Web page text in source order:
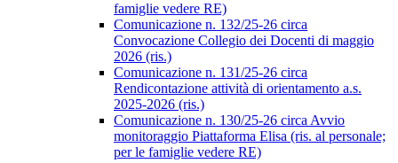
famiglie vedere RE)
Comunicazione n. 132/25-26 circa
Convocazione Collegio dei Docenti di maggio
2026 (ris.)
Comunicazione n. 131/25-26 circa
Rendicontazione attività di orientamento a.s.
2025-2026 (ris.)
Comunicazione n. 130/25-26 circa Avvio
monitoraggio Piattaforma Elisa (ris. al personale;
per le famiglie vedere RE)